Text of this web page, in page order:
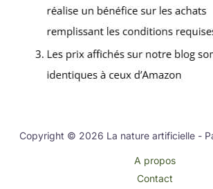
Copyright © 2026 La nature artificielle -
A propos
Contact